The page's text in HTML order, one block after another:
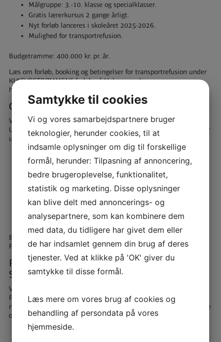
Målgruppe: 3.-10. klasse og specialklasser.
Gratis lærerkursus 2 gange årligt.
Nyt forløb lanceres i skoleåret 2025-2026.
Mulighed for transportrefusion.
Budgetramme: 400.000 kr. pr. år.
Læs om forløb, booking og betingelser for transportrefusion under
KULTURSTRØMMENS forløb på Holmegaards
hjemmeside:
GNIST FESTIVAL
V. Foreningen GNIST & Stevns Kommune
Ungdommens kunst- og kulturfestival ved Stevns Fyr – af unge, for
unge.
mellem 15 og 25 år.
Trygge rammer for den første koncert, digtoplæsning eller
kunstudstilling mm.
En dannelsesplatform, der fremmer respekt og
mangfoldighed.
Budgetramme: 300.000 kr. pr. år.
For mere information, kontakt og tilmelding: GNIST Festival
REGIONALT VÆKSTCENTER FOR
SCENEKUNST I PAVILLON K
V. Egnsteatret i Vordingborg
FLASH! ung scenekunstfestival, Turboworkshops og
netværksaktiviteter skaber et levende scenekunstcentrum for unge
og professionelle.
Regionalt vækstcenter, der styrker den scenekunstneriske
Samtykke til cookies
Vi og vores samarbejdspartnere bruger
teknologier, herunder cookies, til at
indsamle oplysninger om dig til forskellige
formål, herunder: Tilpasning af annoncering,
bedre brugeroplevelse, funktionalitet,
statistik og marketing. Disse oplysninger
kan blive delt med annoncerings- og
analysepartnere, som kan kombinere dem
med data, du tidligere har givet dem eller
de har indsamlet gennem din brug af deres
tjenester. Ved at klikke på 'OK' giver du
samtykke til disse formål.
Læs mere om vores brug af cookies og
behandling af persondata på vores
hjemmeside.